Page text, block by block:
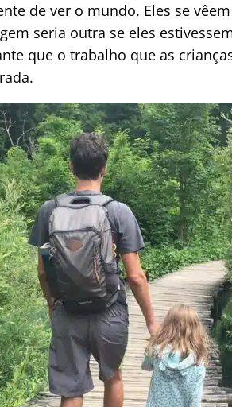
de ver o mundo. Eles se
seria outra se eles
que o trabalho que as